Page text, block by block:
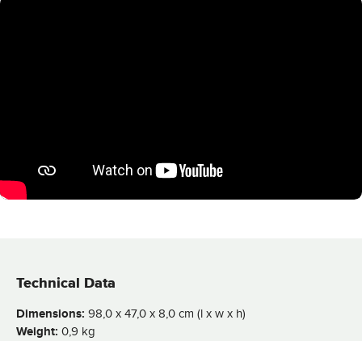
Technical Data
Dimensions: 98,0 x 47,0 x 8,0 cm (l x w x h)
Weight: 0,9 kg